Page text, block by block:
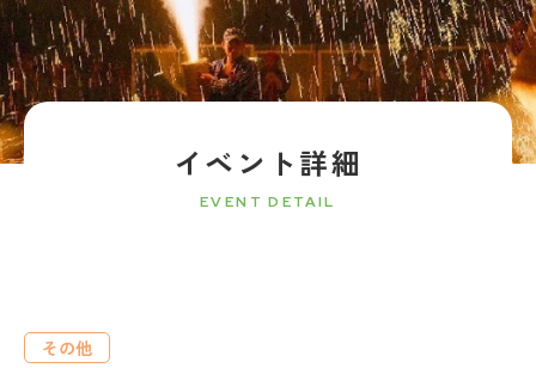
イベント詳細
EVENT DETAIL
その他